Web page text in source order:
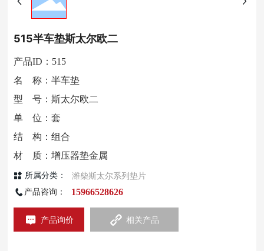
515半车垫斯太尔欧二
产品ID：515
名 称：半车垫
型 号：斯太尔欧二
单 位：套
结 构：组合
材 质：增压器垫金属
所属分类： 潍柴斯太尔系列垫片
产品咨询： 15966528626
产品询价 相关产品